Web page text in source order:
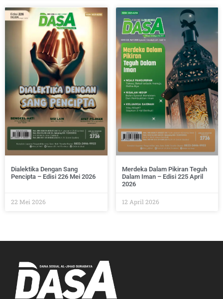
Dialektika Dengan Sang
Pencipta – Edisi 226 Mei 2026
22 Mei 2026
Merdeka Dalam Pikiran Teguh
Dalam Iman – Edisi 225 April
2026
12 April 2026